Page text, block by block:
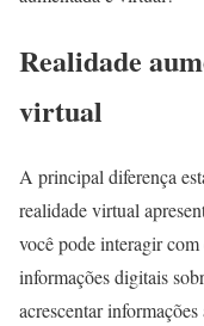
Realidade
virtual
A principal diferença
realidade virtual
você pode interagir
informações digitais
acrescentar